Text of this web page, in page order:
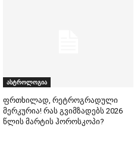
ასტროლოგია
ფრთხილად, რეტროგრადული
მერკურია! რას გვიმზადებს 2026
წლის მარტის ჰოროსკოპი?